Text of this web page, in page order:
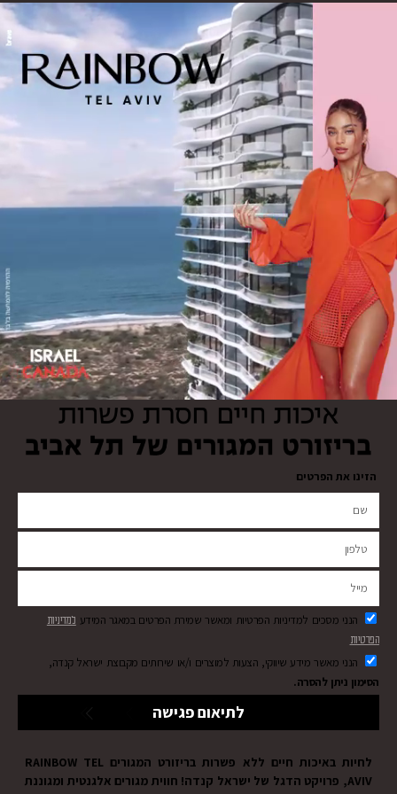
הזינו את הפרטים
הנני מסכים למדיניות הפרטיות ומאשר שמירת הפרטים במאגר המידע למדיניות
הפרטיות
הנני מאשר מידע שיווקי, הצעות למוצרים ו/או שירותים מקבוצת ישראל קנדה,
הסימון ניתן להסרה.
לתיאום פגישה
לחיות באיכות חיים ללא פשרות בריזורט המגורים RAINBOW TEL
AVIV, פרויקט הדגל של ישראל קנדה! חווית מגורים אלגנטית ומגוננת